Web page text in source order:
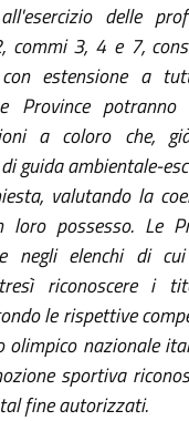
delle
commi 3, 4 e 7,
estensione a
Province potranno
a coloro che,
guida ambientale-
valutando la
loro possesso. Le
negli elenchi di
riconoscere i
le rispettive
olimpico nazionale
sportiva
fine autorizzati.